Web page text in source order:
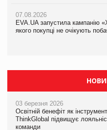
07.08.2026
EVA.UA запустила кампанію
якого покупці не очікують
05.08.2026
Мережа супермаркетів VARUS
03 березня 2026
Освітній бенефіт як
ThinkGlobal підвищує
команди